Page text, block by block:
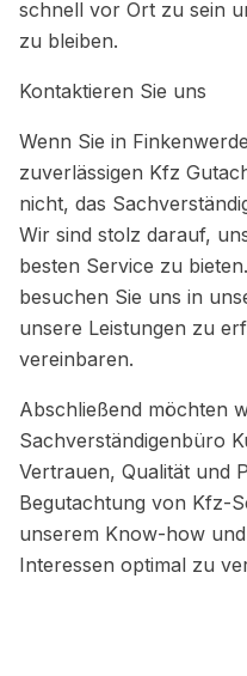
schnell vor Ort zu sein
zu bleiben.
Kontaktieren Sie uns
Wenn Sie in
zuverlässigen Kfz
nicht, das
Wir sind stolz darauf,
besten Service zu
besuchen Sie uns in
unsere Leistungen zu
vereinbaren.
Abschließend möchten
Sachverständigenbüro
Vertrauen, Qualität und
Begutachtung von Kfz-
unserem Know-how
Interessen optimal zu